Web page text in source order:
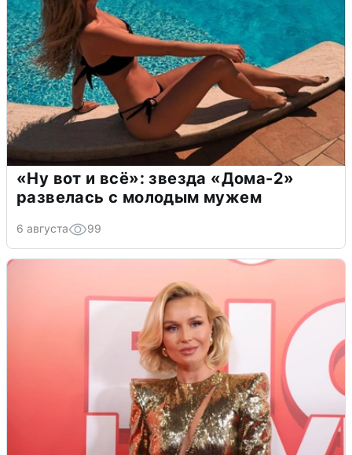
«Ну вот и всё»: звезда «Дома-2»
развелась с молодым мужем
6 августа 99